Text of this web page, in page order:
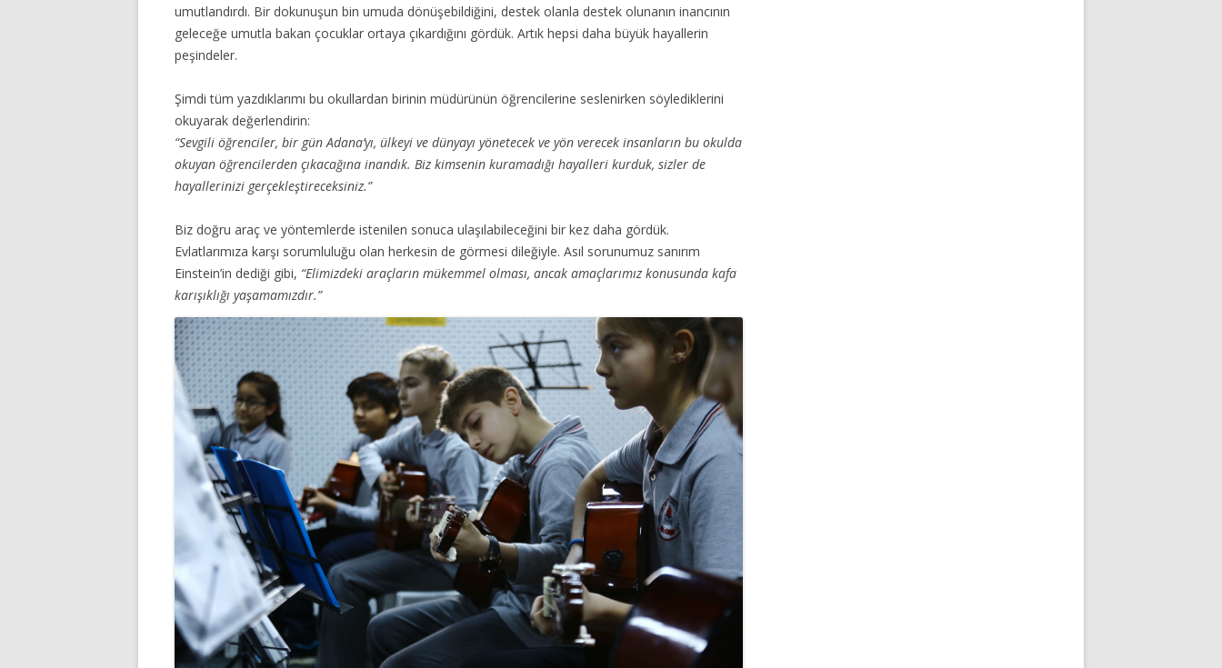
umutlandırdı. Bir dokunuşun bin umuda dönüşebildiğini, destek olanla destek olunanın inancının
geleceğe umutla bakan çocuklar ortaya çıkardığını gördük. Artık hepsi daha büyük hayallerin
peşindeler.
Şimdi tüm yazdıklarımı bu okullardan birinin müdürünün öğrencilerine seslenirken söylediklerini
okuyarak değerlendirin:
“Sevgili öğrenciler, bir gün Adana’yı, ülkeyi ve dünyayı yönetecek ve yön verecek insanların bu okulda
okuyan öğrencilerden çıkacağına inandık. Biz kimsenin kuramadığı hayalleri kurduk, sizler de
hayallerinizi gerçekleştireceksiniz.”
Biz doğru araç ve yöntemlerde istenilen sonuca ulaşılabileceğini bir kez daha gördük.
Evlatlarımıza karşı sorumluluğu olan herkesin de görmesi dileğiyle. Asıl sorunumuz sanırım
Einstein’in dediği gibi, “Elimizdeki araçların mükemmel olması, ancak amaçlarımız konusunda kafa
karışıklığı yaşamamızdır.”